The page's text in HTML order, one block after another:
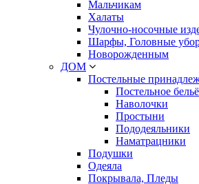
Мальчикам
Халаты
Чулочно-носочные
Шарфы, Головные
Новорожденным
ДОМ
Постельные
Постельное бельё
Наволочки
Простыни
Пододеяльники
Наматрацники
Подушки
Одеяла
Покрывала, Пледы